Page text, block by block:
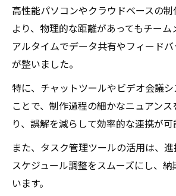
高性能パソコンやクラウドベースの
より、物理的な距離があってもチー
アルタイムでデータ共有やフィード
が整いました。
特に、チャットツールやビデオ会議
ことで、制作過程の細かなニュアン
り、誤解を減らして効率的な連携が可
また、タスク管理ツールの活用は、
スケジュール調整をスムーズにし、
います。